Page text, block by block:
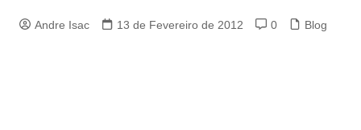
Andre Isac 13 de Fevereiro de 2012 0 Blog